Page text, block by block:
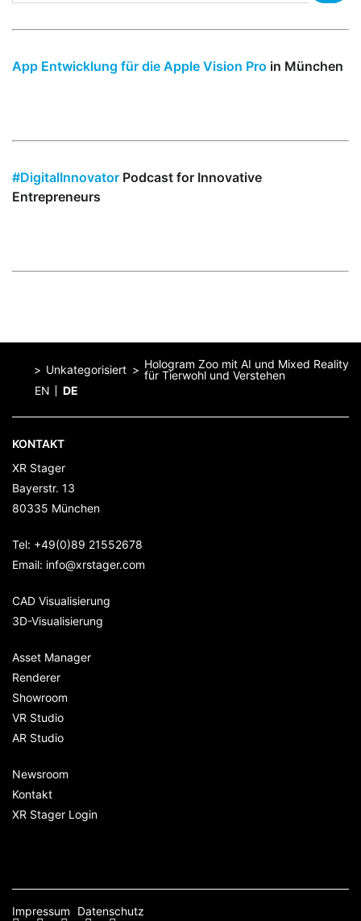
App Entwicklung für die Apple Vision Pro in München
#DigitalInnovator Podcast for Innovative
Entrepreneurs
Home
Unkategorisiert
Hologram Zoo mit AI und Mixed Reality
für Tierwohl und Verstehen
EN
DE
KONTAKT
XR Stager
Bayerstr. 13
80335 München
Tel: +49(0)89 21552678
Email: info@xrstager.com
CAD Visualisierung
3D-Visualisierung
Asset Manager
Renderer
Showroom
VR Studio
AR Studio
Newsroom
Kontakt
XR Stager Login
Impressum Datenschutz